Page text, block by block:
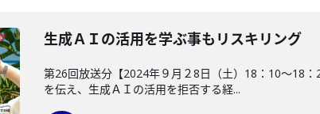
生成ＡＩの活用を学ぶ事もリスキリング
第26回放送分【2024年９月２8日（土）18：10～18
を伝え、生成ＡＩの活用を拒否する経...